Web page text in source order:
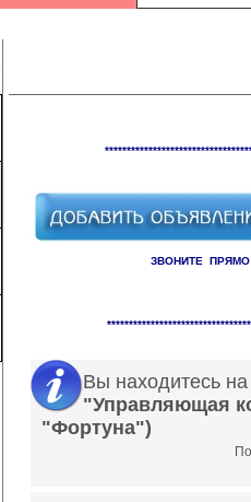
ЗВОНИТЕ
Справочник
Вы находитесь
"Управляющая
"Фортуна")